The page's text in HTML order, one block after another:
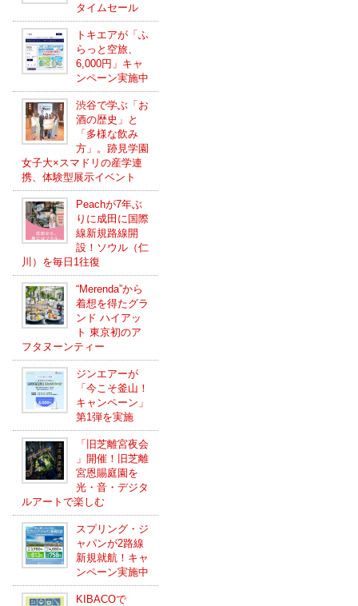
タイムセール
トキエアが「ふ
らっと空旅、
6,000円」キャ
ンペーン実施中
渋谷で学ぶ「お
酒の歴史」と
「多様な飲み
方」。跡見学園
女子大×スマドリの産学連
携、体験型展示イベント
Peachが7年ぶ
りに成田に国際
線新規路線開
設！ソウル（仁
川）を毎日1往復
“Merenda”から
着想を得たグラ
ンド ハイアッ
ト 東京初のア
フタヌーンティー
ジンエアーが
「今こそ釜山！
キャンペーン」
第1弾を実施
「旧芝離宮夜会
」開催！旧芝離
宮恩賜庭園を
光・音・デジタ
ルアートで楽しむ
スプリング・ジ
ャパンが2路線
新規就航！キャ
ンペーン実施中
KIBACOで